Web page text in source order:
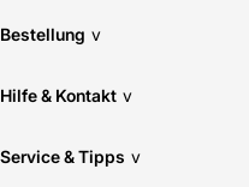
Bestellung v
Hilfe & Kontakt v
Service & Tipps v